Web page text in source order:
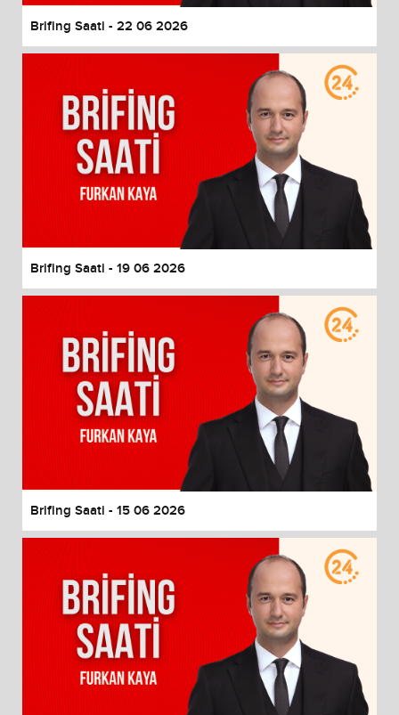
Brifing Saati - 22 06 2026
Brifing Saati - 19 06 2026
Brifing Saati - 15 06 2026